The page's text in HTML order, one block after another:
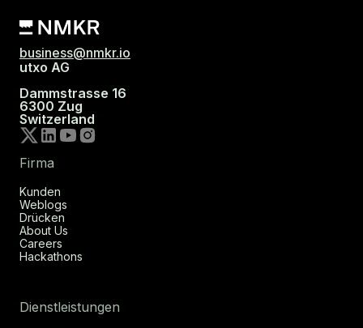
business@nmkr.io
utxo AG
Dammstrasse 16
6300 Zug
Switzerland
Firma
Kunden
Weblogs
Drücken
About Us
Careers
Hackathons
Dienstleistungen